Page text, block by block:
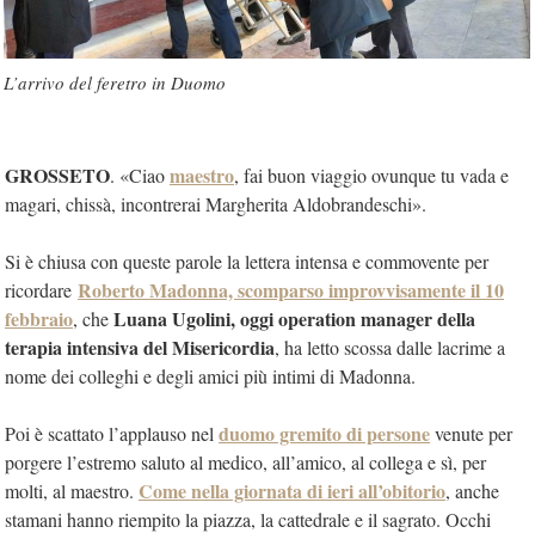
L’arrivo del feretro in Duomo
GROSSETO. «Ciaomaestro, fai buon viaggio ovunque tu vada e
magari, chissà, incontrerai Margherita Aldobrandeschi».
Si è chiusa con queste parole la lettera intensa e commovente per
ricordare Roberto Madonna, scomparso improvvisamente il 10
febbraio, cheLuana Ugolini, oggi operation manager della
terapia intensiva del Misericordia, ha letto scossa dalle lacrime a
nome dei colleghi e degli amici più intimi di Madonna.
Poi è scattato l’applauso nel duomo gremito di personevenute per
porgere l’estremo saluto al medico, all’amico, al collega e sì, per
molti, al maestro. Come nella giornata di ieri all’obitorio, anche
stamani hanno riempito la piazza, la cattedrale e il sagrato. Occhi